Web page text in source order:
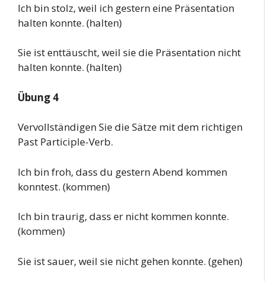
Ich bin stolz, weil ich gestern eine Präsentation
halten konnte. (halten)
Sie ist enttäuscht, weil sie die Präsentation nicht
halten konnte. (halten)
Übung 4
Vervollständigen Sie die Sätze mit dem richtigen
Past Participle-Verb.
Ich bin froh, dass du gestern Abend kommen
konntest. (kommen)
Ich bin traurig, dass er nicht kommen konnte.
(kommen)
Sie ist sauer, weil sie nicht gehen konnte. (gehen)